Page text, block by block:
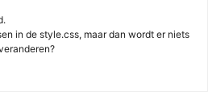
in de style.css, maar dan wordt er niets